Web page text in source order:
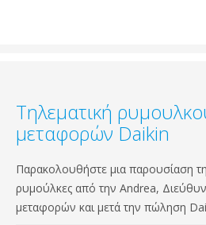
Τηλεματική
μεταφορών Daikin
Παρακολουθήστε μια παρουσίαση
ρυμούλκες από την Andrea,
μεταφορών και μετά την πώληση